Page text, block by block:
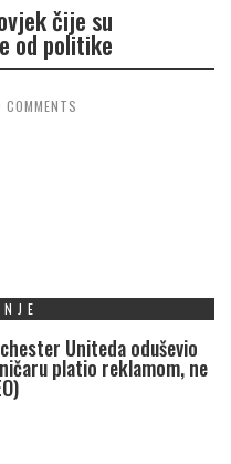
čije su
od politike
COMMENTS
Uniteda oduševio
platio reklamom, ne